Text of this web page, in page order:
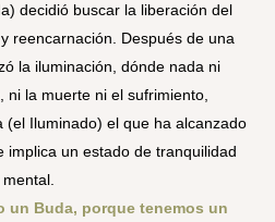
decidió buscar la liberación del
reencarnación. Después de una
la iluminación, dónde nada ni
ni la muerte ni el sufrimiento,
(el Iluminado) el que ha alcanzado
implica un estado de tranquilidad
mental.
un Buda, porque tenemos un